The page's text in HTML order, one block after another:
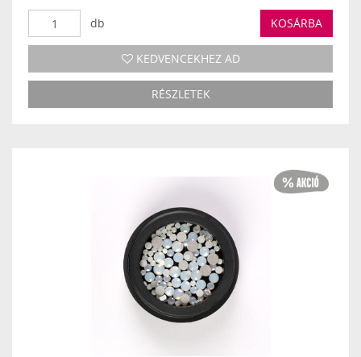
db KOSÁRBA
KEDVENCEKHEZ AD
RÉSZLETEK